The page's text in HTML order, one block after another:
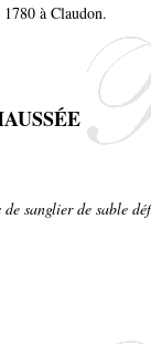
à Claudon.
sanglier de sable